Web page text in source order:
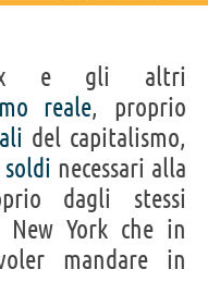
e gli altri
reale, proprio
del capitalismo,
soldi necessari alla
dagli stessi
York che in
mandare in